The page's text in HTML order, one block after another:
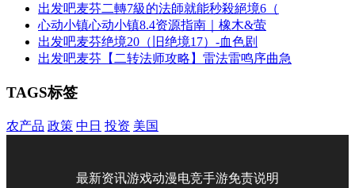
出发吧麦芬二轉7級的法師就能秒殺絕境6（
心动小镇心动小镇8.4资源指南｜橡木&萤
出发吧麦芬绝境20（旧绝境17）-血色剧
出发吧麦芬【二转法师攻略】雷法雷鸣序曲急
TAGS标签
农产品 政策 中日 投资 美国
最新资讯游戏动漫电竞手游免责说明